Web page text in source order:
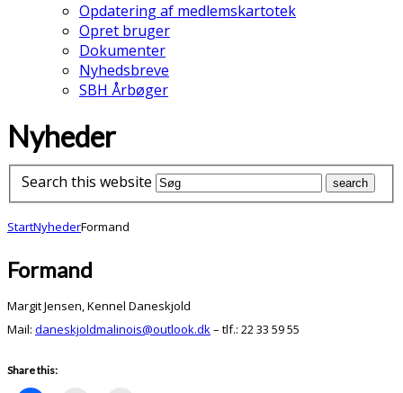
Opdatering af medlemskartotek
Opret bruger
Dokumenter
Nyhedsbreve
SBH Årbøger
Nyheder
Search this website
StartNyhederFormand
Formand
Margit Jensen, Kennel Daneskjold
Mail: daneskjoldmalinois@outlook.dk– tlf.: 22 33 59 55
Share this: